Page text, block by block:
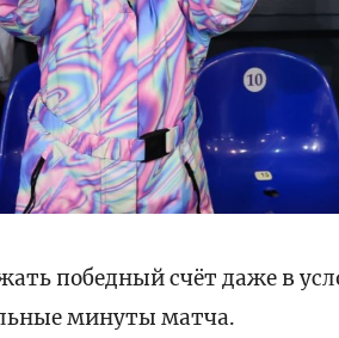
победный счёт даже в
минуты матча.